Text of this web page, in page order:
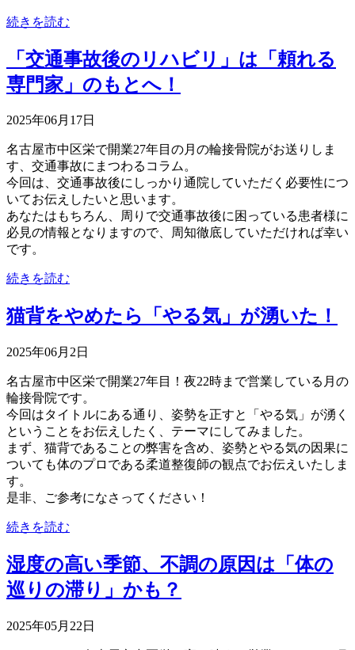
続きを読む
「交通事故後のリハビリ」は「頼れる
専門家」のもとへ！
2025年06月17日
名古屋市中区栄で開業27年目の月の輪接骨院がお送りしま
す、交通事故にまつわるコラム。
今回は、交通事故後にしっかり通院していただく必要性につ
いてお伝えしたいと思います。
あなたはもちろん、周りで交通事故後に困っている患者様に
必見の情報となりますので、周知徹底していただければ幸い
です。
続きを読む
猫背をやめたら「やる気」が湧いた！
2025年06月2日
名古屋市中区栄で開業27年目！夜22時まで営業している月の
輪接骨院です。
今回はタイトルにある通り、姿勢を正すと「やる気」が湧く
ということをお伝えしたく、テーマにしてみました。
まず、猫背であることの弊害を含め、姿勢とやる気の因果に
ついても体のプロである柔道整復師の観点でお伝えいたしま
す。
是非、ご参考になさってください！
続きを読む
湿度の高い季節、不調の原因は「体の
巡りの滞り」かも？
2025年05月22日